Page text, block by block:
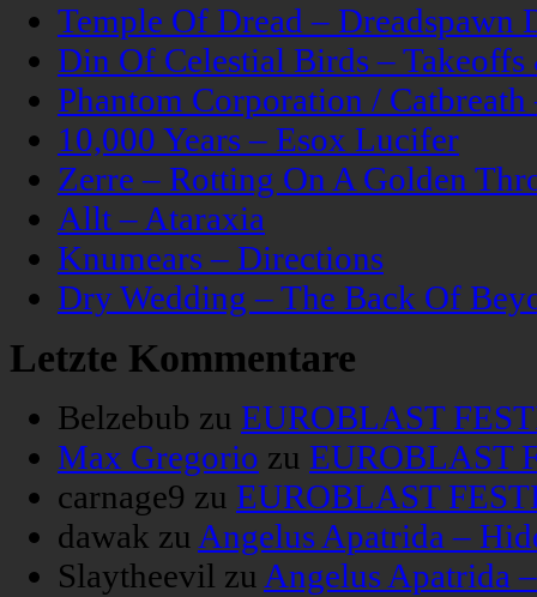
Temple Of Dread – Dreadspawn
Din Of Celestial Birds –
Phantom Corporation /
10,000 Years – Esox Lucifer
Zerre – Rotting On A Golden
Allt – Ataraxia
Knumears – Directions
Dry Wedding – The Back Of
Letzte Kommentare
Belzebub zu EUROBLAST
Max Gregorio zu EUROBLAST
carnage9 zu EUROBLAST
dawak zu Angelus Apatrida –
Slaytheevil zu Angelus Apatrida